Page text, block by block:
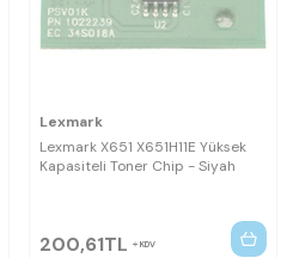
Lexmark
Lexmark X651 X651H11E Yüksek
Kapasiteli Toner Chip - Siyah
200,61TL KDV